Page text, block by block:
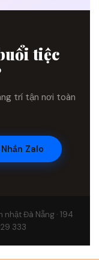
tiệc
trí tận nơi toàn
Nhắn Zalo
nhật Đà Nẵng · 194
333